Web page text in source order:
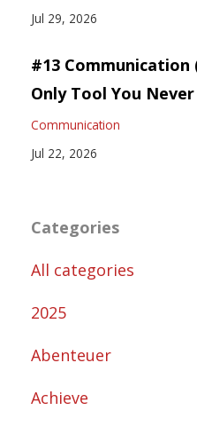
Jul 29, 2026
#13
Only Tool You
Communication
Jul 22, 2026
Categories
All categories
2025
Abenteuer
Achieve